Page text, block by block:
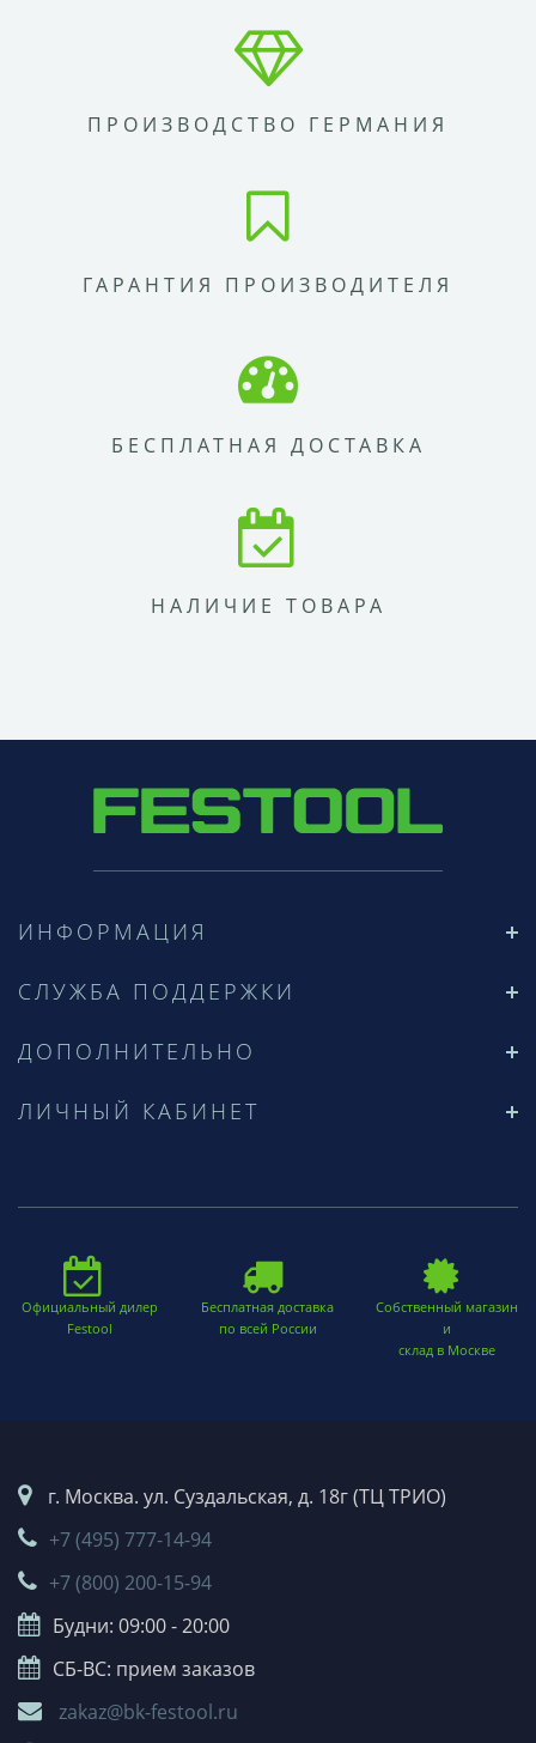
ПРОИЗВОДСТВО ГЕРМАНИЯ
ГАРАНТИЯ ПРОИЗВОДИТЕЛЯ
БЕСПЛАТНАЯ ДОСТАВКА
НАЛИЧИЕ ТОВАРА
ИНФОРМАЦИЯ
СЛУЖБА ПОДДЕРЖКИ
ДОПОЛНИТЕЛЬНО
ЛИЧНЫЙ КАБИНЕТ
Официальный дилер
Festool
Бесплатная доставка
по всей России
Собственный магазин
и
склад в Москве
г. Москва. ул. Суздальская, д. 18г (ТЦ ТРИО)
+7 (495) 777-14-94
+7 (800) 200-15-94
Будни: 09:00 - 20:00
СБ-ВС: прием заказов
zakaz@bk-festool.ru